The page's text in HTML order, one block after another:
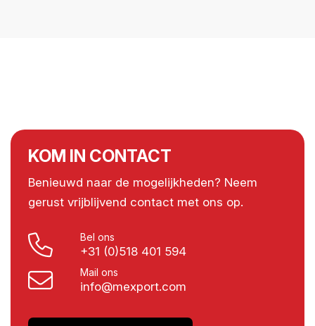
KOM IN CONTACT
Benieuwd naar de mogelijkheden? Neem
gerust vrijblijvend contact met ons op.
Bel ons
+31 (0)518 401 594
Mail ons
info@mexport.com